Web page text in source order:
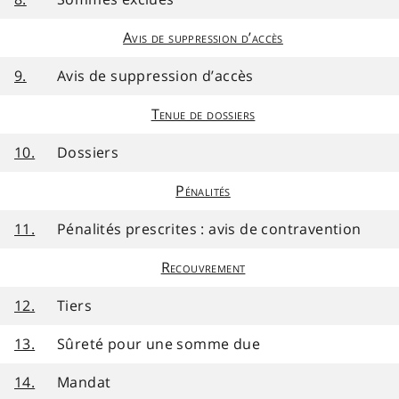
Avis de suppression d’accès
9.
Avis de suppression d’accès
Tenue de dossiers
10.
Dossiers
Pénalités
11.
Pénalités prescrites : avis de contravention
Recouvrement
12.
Tiers
13.
Sûreté pour une somme due
14.
Mandat